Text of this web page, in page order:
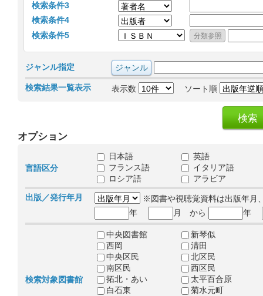
検索条件3
検索条件4
検索条件5
ジャンル指定
検索結果一覧表示 表示数 ソート順
オプション
言語区分
日本語
英語
フランス語
イタリア語
ロシア語
アラビア
出版／発行年月
※図書や視聴覚資料は出版年月
年
月 から 年
検索対象図書館
中央図書館
新琴似
西岡
清田
中央区民
北区民
南区民
西区民
拓北・あい
太平百合原
白石東
菊水元町